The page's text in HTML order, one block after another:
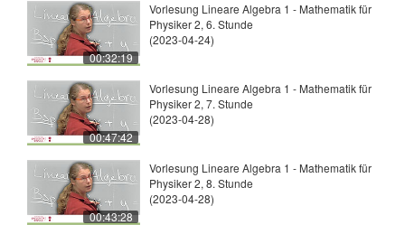
00:32:19
Vorlesung Lineare Algebra 1 - Mathematik für
Physiker 2, 6. Stunde
(2023-04-24)
00:47:42
Vorlesung Lineare Algebra 1 - Mathematik für
Physiker 2, 7. Stunde
(2023-04-28)
00:43:28
Vorlesung Lineare Algebra 1 - Mathematik für
Physiker 2, 8. Stunde
(2023-04-28)